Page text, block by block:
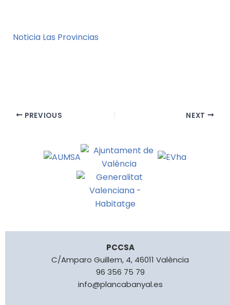
Noticia Las Provincias
PREVIOUS NEXT
PCCSA
C/Amparo Guillem, 4, 46011 València
96 356 75 79
info@plancabanyal.es